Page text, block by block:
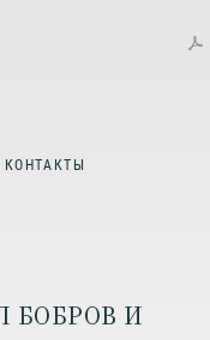
КОНТАКТЫ
БОБРОВ И